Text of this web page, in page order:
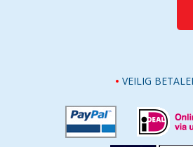
VEILIG